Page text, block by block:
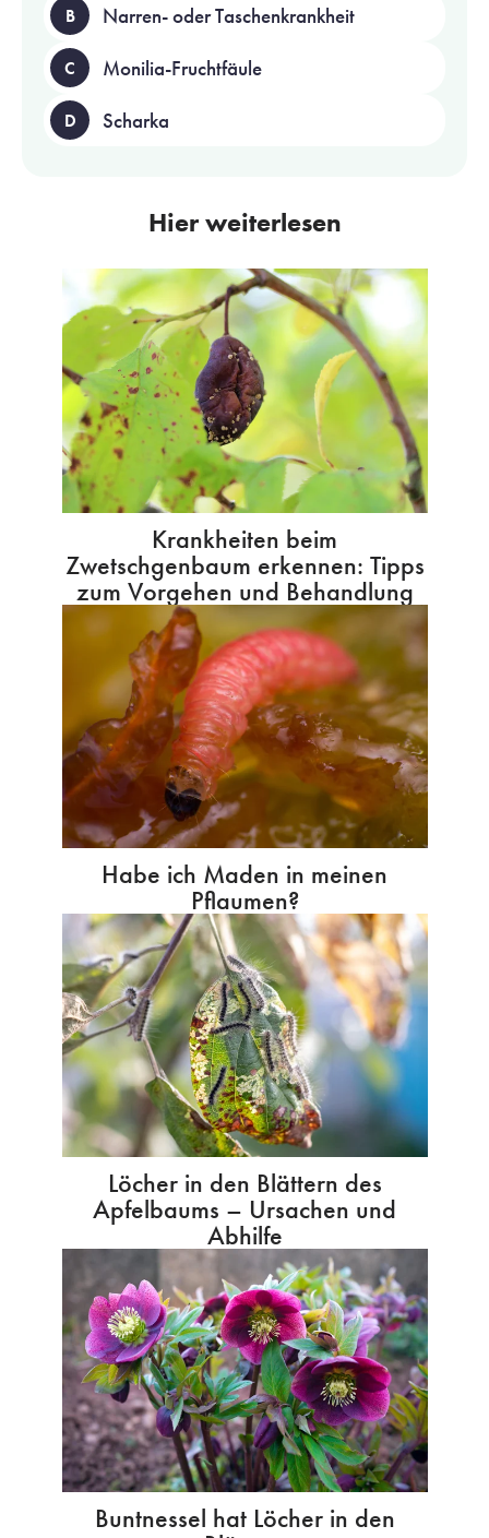
B Narren- oder Taschenkrankheit
C Monilia-Fruchtfäule
D Scharka
Hier weiterlesen
Krankheiten beim
Zwetschgenbaum erkennen: Tipps
zum Vorgehen und Behandlung
Habe ich Maden in meinen
Pflaumen?
Löcher in den Blättern des
Apfelbaums – Ursachen und
Abhilfe
Buntnessel hat Löcher in den